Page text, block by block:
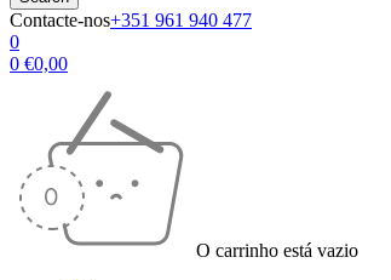
Contacte-nos+351 961 940 477
0
0 €0,00
O carrinho está vazio